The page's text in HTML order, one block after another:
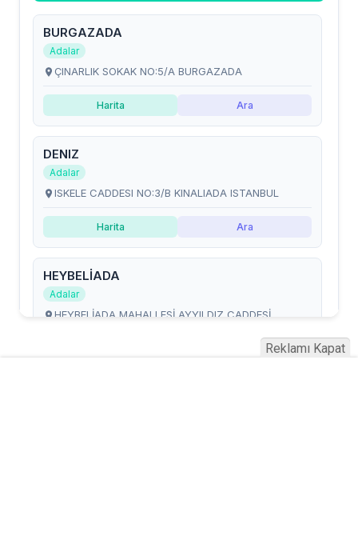
Reklamı Kapat